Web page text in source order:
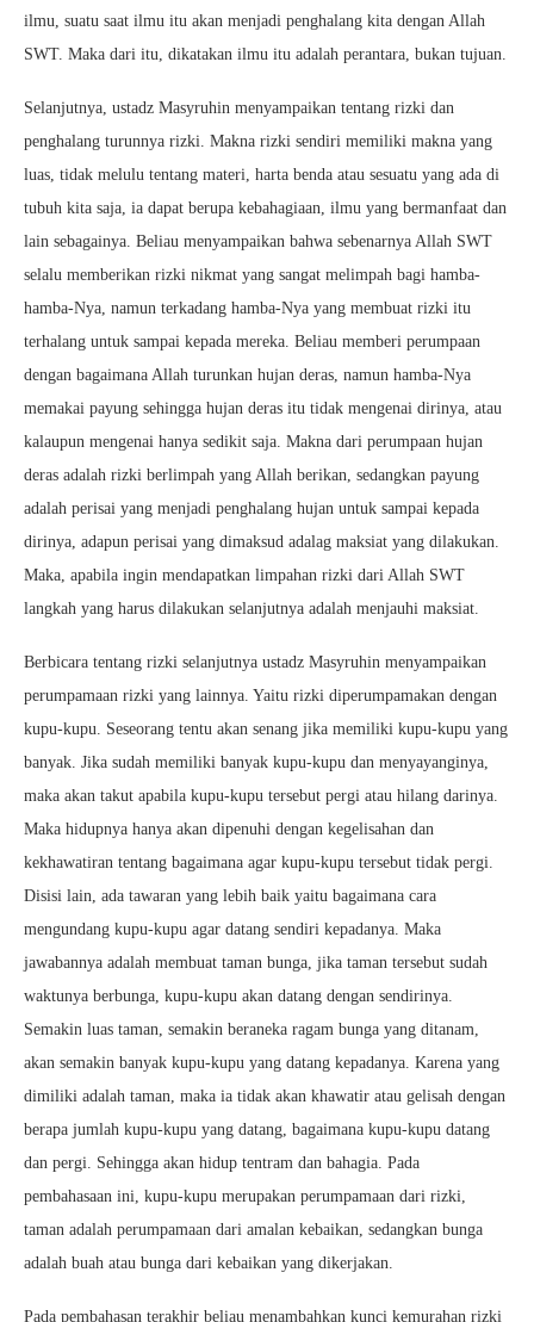
ilmu, suatu saat ilmu itu akan menjadi penghalang kita dengan Allah
SWT. Maka dari itu, dikatakan ilmu itu adalah perantara, bukan tujuan.
Selanjutnya, ustadz Masyruhin menyampaikan tentang rizki dan
penghalang turunnya rizki. Makna rizki sendiri memiliki makna yang
luas, tidak melulu tentang materi, harta benda atau sesuatu yang ada di
tubuh kita saja, ia dapat berupa kebahagiaan, ilmu yang bermanfaat dan
lain sebagainya. Beliau menyampaikan bahwa sebenarnya Allah SWT
selalu memberikan rizki nikmat yang sangat melimpah bagi hamba-
hamba-Nya, namun terkadang hamba-Nya yang membuat rizki itu
terhalang untuk sampai kepada mereka. Beliau memberi perumpaan
dengan bagaimana Allah turunkan hujan deras, namun hamba-Nya
memakai payung sehingga hujan deras itu tidak mengenai dirinya, atau
kalaupun mengenai hanya sedikit saja. Makna dari perumpaan hujan
deras adalah rizki berlimpah yang Allah berikan, sedangkan payung
adalah perisai yang menjadi penghalang hujan untuk sampai kepada
dirinya, adapun perisai yang dimaksud adalag maksiat yang dilakukan.
Maka, apabila ingin mendapatkan limpahan rizki dari Allah SWT
langkah yang harus dilakukan selanjutnya adalah menjauhi maksiat.
Berbicara tentang rizki selanjutnya ustadz Masyruhin menyampaikan
perumpamaan rizki yang lainnya. Yaitu rizki diperumpamakan dengan
kupu-kupu. Seseorang tentu akan senang jika memiliki kupu-kupu yang
banyak. Jika sudah memiliki banyak kupu-kupu dan menyayanginya,
maka akan takut apabila kupu-kupu tersebut pergi atau hilang darinya.
Maka hidupnya hanya akan dipenuhi dengan kegelisahan dan
kekhawatiran tentang bagaimana agar kupu-kupu tersebut tidak pergi.
Disisi lain, ada tawaran yang lebih baik yaitu bagaimana cara
mengundang kupu-kupu agar datang sendiri kepadanya. Maka
jawabannya adalah membuat taman bunga, jika taman tersebut sudah
waktunya berbunga, kupu-kupu akan datang dengan sendirinya.
Semakin luas taman, semakin beraneka ragam bunga yang ditanam,
akan semakin banyak kupu-kupu yang datang kepadanya. Karena yang
dimiliki adalah taman, maka ia tidak akan khawatir atau gelisah dengan
berapa jumlah kupu-kupu yang datang, bagaimana kupu-kupu datang
dan pergi. Sehingga akan hidup tentram dan bahagia. Pada
pembahasaan ini, kupu-kupu merupakan perumpamaan dari rizki,
taman adalah perumpamaan dari amalan kebaikan, sedangkan bunga
adalah buah atau bunga dari kebaikan yang dikerjakan.
Pada pembahasan terakhir beliau menambahkan kunci kemurahan rizki